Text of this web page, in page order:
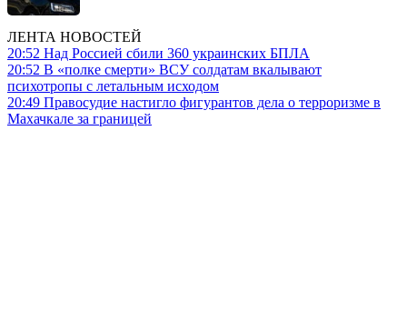
ЛЕНТА НОВОСТЕЙ
20:52 Над Россией сбили 360 украинских БПЛА
20:52 В «полке смерти» ВСУ солдатам вкалывают
психотропы с летальным исходом
20:49 Правосудие настигло фигурантов дела о терроризме в
Махачкале за границей